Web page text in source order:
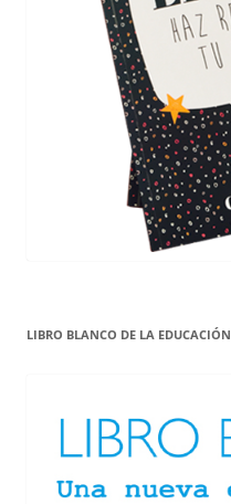
LIBRO BLANCO DE LA EDUCACIÓN